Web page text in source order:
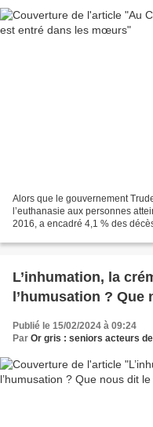
Alors que le gouvernement
l’euthanasie aux personnes
2016, a encadré 4,1 % des
L’inhumation, la
l’humusation ?
Publié le 15/02/2024 à 09:24
Par Or gris : seniors acteurs des